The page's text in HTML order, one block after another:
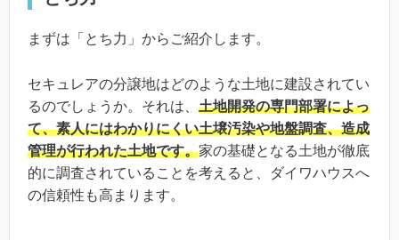
まずは「とち力」からご紹介します。
セキュレアの分譲地はどのような土地に建設されてい
るのでしょうか。それは、 土地開発の専門部署によっ
て、素人にはわかりにくい土壌汚染や地盤調査、造成
管理が行われた土地です。家の基礎となる土地が徹底
的に調査されていることを考えると、ダイワハウスへ
の信頼性も高まります。